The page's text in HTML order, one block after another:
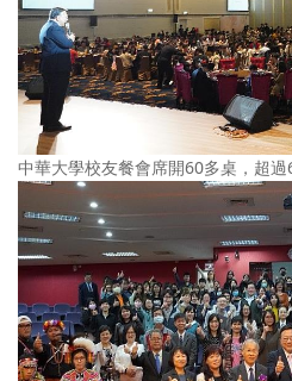
中華大學校友餐會席開60多桌，超